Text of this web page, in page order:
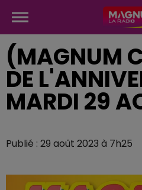
(MAGNUM
DE
MARDI 29
Publié : 29 août 2023 à 7h25